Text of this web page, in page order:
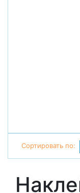
Сортировать по: